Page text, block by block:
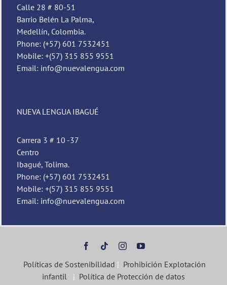
Calle 28 # 80-51
Barrio Belén La Palma,
Medellín, Colombia.
Phone: (+57) 601 7532451
Mobile: +(57) 315 855 9551
Email: info@nuevalengua.com
NUEVA LENGUA IBAGUÉ
Carrera 3 # 10 -37
Centro
Ibagué, Tolima.
Phone: (+57) 601 7532451
Mobile: +(57) 315 855 9551
Email: info@nuevalengua.com
Políticas de Sostenibilidad | Prohibición Explotación
infantil | Política de Protección de datos
Nueva Lengua